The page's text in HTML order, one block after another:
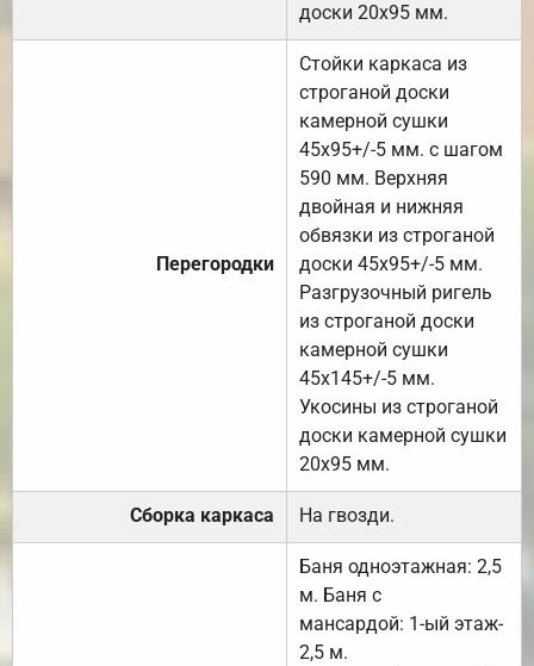
доски 20х95 мм.
Перегородки
Стойки каркаса из
строганой доски
камерной сушки
45х95+/-5 мм. с шагом
590 мм. Верхняя
двойная и нижняя
обвязки из строганой
доски 45х95+/-5 мм.
Разгрузочный ригель
из строганой доски
камерной сушки
45х145+/-5 мм.
Укосины из строганой
доски камерной сушки
20х95 мм.
Сборка каркаса На гвозди.
Баня одноэтажная: 2,5
м. Баня с
мансардой: 1-ый этаж-
2,5 м.